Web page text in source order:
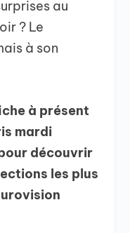
au
? Le
à son
à présent
mardi
découvrir
les plus